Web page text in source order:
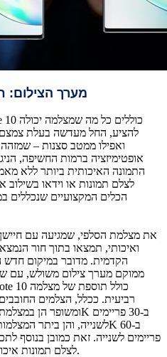
מערך הצילום:
להציע, החל מעדשה בעלת
ואפילו ממטב סצנות –
אופטימיזציה ברמות החשיפה,
התמונה האיכותית ביותר ללא
לצלם תמונות או וידאו בשילוב
הכלים המקצועיים שנכללים
את מצלמת הסלפי, שמגיעה עם
ואיכותי, תמצאו בתוך חור
הקדמית. מדובר במיקום חדש
רביעית. ככלל, הצלמים
פריימים לשנייה. זאת כמובן בנוסף
לצלם תמונות איכותיות גם בתנאי יום וגם בתנאי לילה.